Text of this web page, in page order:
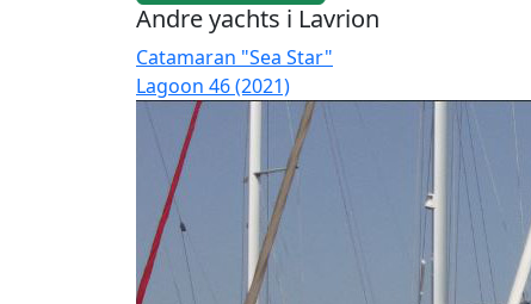
Andre yachts i Lavrion
Catamaran "Sea Star"
Lagoon 46 (2021)